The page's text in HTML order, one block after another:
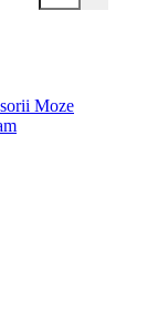
Moze